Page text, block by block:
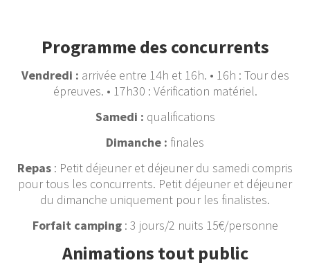
Programme des concurrents
Vendredi : arrivée entre 14h et 16h. • 16h : Tour des
épreuves. • 17h30 : Vérification matériel.
Samedi : qualifications
Dimanche : finales
Repas : Petit déjeuner et déjeuner du samedi compris
pour tous les concurrents. Petit déjeuner et déjeuner
du dimanche uniquement pour les finalistes.
Forfait camping: 3 jours/2 nuits 15€/personne
Animations tout public